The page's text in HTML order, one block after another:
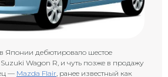
в Японии дебютировало шестое
Wagon R, и чуть позже в продажу
— Mazda Flair, ранее известный как